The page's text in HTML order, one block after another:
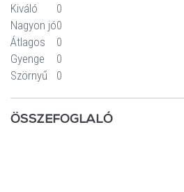
Kiváló
0
Nagyon jó0
Átlagos
0
Gyenge
0
Szörnyű
0
ÖSSZEFOGLALÓ